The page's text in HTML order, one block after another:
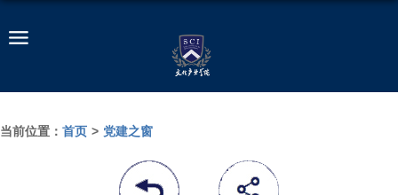
当前位置： 首页 > 党建之窗